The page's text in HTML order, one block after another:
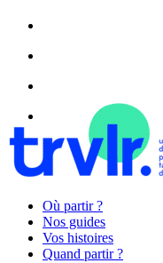
Où partir ?
Nos guides
Vos histoires
Quand partir ?